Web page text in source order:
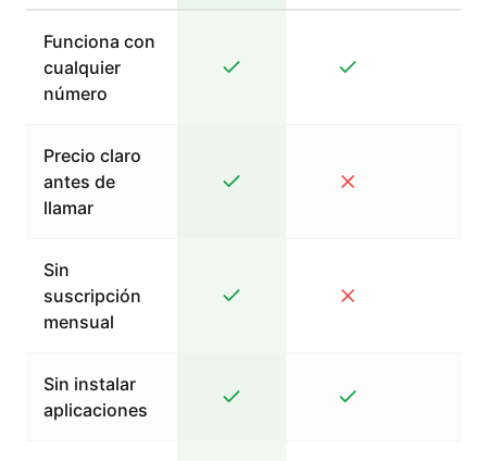
Funciona con
cualquier
número
Precio claro
antes de
llamar
Sin
suscripción
mensual
Sin instalar
aplicaciones